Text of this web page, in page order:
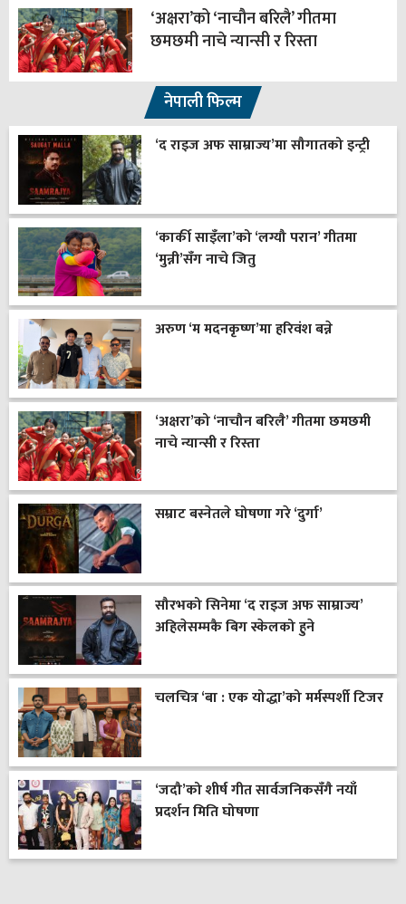
‘अक्षरा’को ‘नाचौन बरिलै’ गीतमा
छमछमी नाचे न्यान्सी र रिस्ता
नेपाली फिल्म
‘द राइज अफ साम्राज्य’मा सौगातको इन्ट्री
‘कार्की साइँला’को ‘लग्यौ परान’ गीतमा
‘मुन्नी’सँग नाचे जितु
अरुण ‘म मदनकृष्ण’मा हरिवंश बन्ने
‘अक्षरा’को ‘नाचौन बरिलै’ गीतमा छमछमी
नाचे न्यान्सी र रिस्ता
सम्राट बस्नेतले घोषणा गरे ‘दुर्गा’
सौरभको सिनेमा ‘द राइज अफ साम्राज्य’
अहिलेसम्मकै बिग स्केलको हुने
चलचित्र ‘बा : एक योद्धा’को मर्मस्पर्शी टिजर
‘जदौ’को शीर्ष गीत सार्वजनिकसँगै नयाँ
प्रदर्शन मिति घोषणा